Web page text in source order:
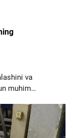
va
muhim
yaxshilash
o'rganing.